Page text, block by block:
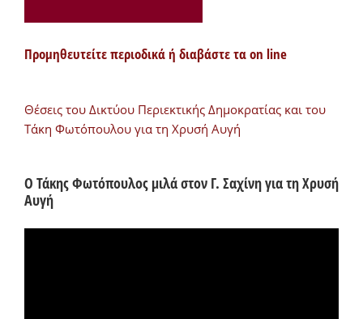
Προμηθευτείτε περιοδικά ή διαβάστε τα on line
Θέσεις του Δικτύου Περιεκτικής Δημοκρατίας και του
Τάκη Φωτόπουλου για τη Χρυσή Αυγή
Ο Τάκης Φωτόπουλος μιλά στον Γ. Σαχίνη για τη Χρυσή
Αυγή